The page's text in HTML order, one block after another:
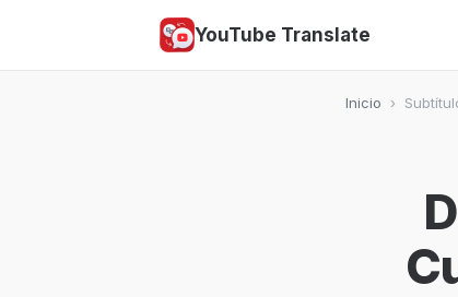
YouTube Translate
Inicio ›